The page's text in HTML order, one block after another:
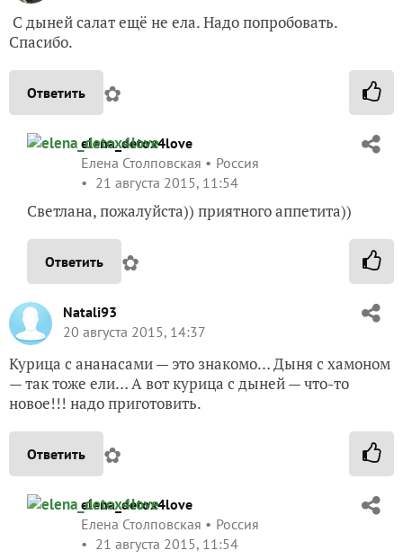
С дыней салат ещё не ела. Надо попробовать.
Спасибо.
Ответить ✿
elena_detox4love
Елена Столповская
Россия
21 августа 2015, 11:54
Светлана, пожалуйста)) приятного аппетита))
Ответить ✿
Natali93
20 августа 2015, 14:37
Курица с ананасами — это знакомо… Дыня с хамоном
— так тоже ели… А вот курица с дыней — что-то
новое!!! надо приготовить.
Ответить ✿
elena_detox4love
Елена Столповская
Россия
21 августа 2015, 11:54